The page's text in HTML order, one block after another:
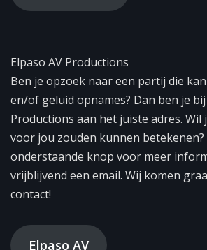
Elpaso AV Productions
Ben je opzoek naar een partij die
en/of geluid opnames? Dan ben je bij
Productions aan het juiste adres. Wil
voor jou zouden kunnen betekenen?
onderstaande knop voor meer
vrijblijvend een email. Wij komen
contact!
Elpaso AV